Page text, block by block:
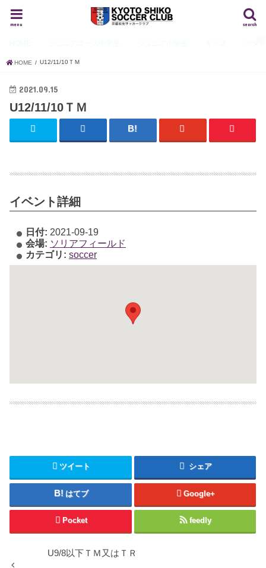
search
menu
HOME U12/11/10ＴＭ
2021.09.15
U12/11/10ＴＭ
イベント詳細
日付: 2021-09-19
会場: ソリアフィールド
カテゴリ: soccer
ツイート シェア
はてブ Google+
Pocket feedly
U9/8以下ＴＭ又はＴＲ